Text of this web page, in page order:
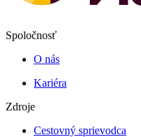
Spoločnosť
O nás
Kariéra
Zdroje
Cestovný sprievodca